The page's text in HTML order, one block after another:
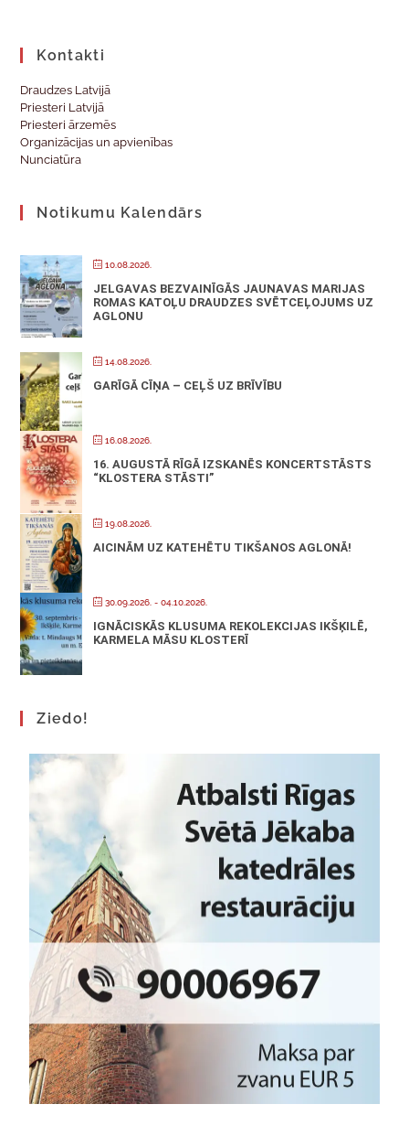
Kontakti
Draudzes Latvijā
Priesteri Latvijā
Priesteri ārzemēs
Organizācijas un apvienības
Nunciatūra
Notikumu Kalendārs
10.08.2026.
JELGAVAS BEZVAINĪGĀS JAUNAVAS MARIJAS
ROMAS KATOĻU DRAUDZES SVĒTCEĻOJUMS UZ
AGLONU
14.08.2026.
GARĪGĀ CĪŅA – CEĻŠ UZ BRĪVĪBU
16.08.2026.
16. AUGUSTĀ RĪGĀ IZSKANĒS KONCERTSTĀSTS
“KLOSTERA STĀSTI”
19.08.2026.
AICINĀM UZ KATEHĒTU TIKŠANOS AGLONĀ!
30.09.2026. - 04.10.2026.
IGNĀCISKĀS KLUSUMA REKOLEKCIJAS IKŠĶILĒ,
KARMELA MĀSU KLOSTERĪ
Ziedo!